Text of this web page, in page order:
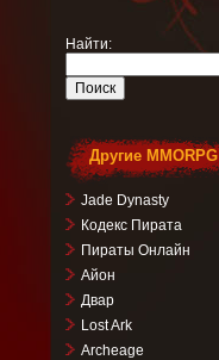
Найти:
Другие MMORPG
Jade Dynasty
Кодекс Пирата
Пираты Онлайн
Айон
Двар
Lost Ark
Archeage